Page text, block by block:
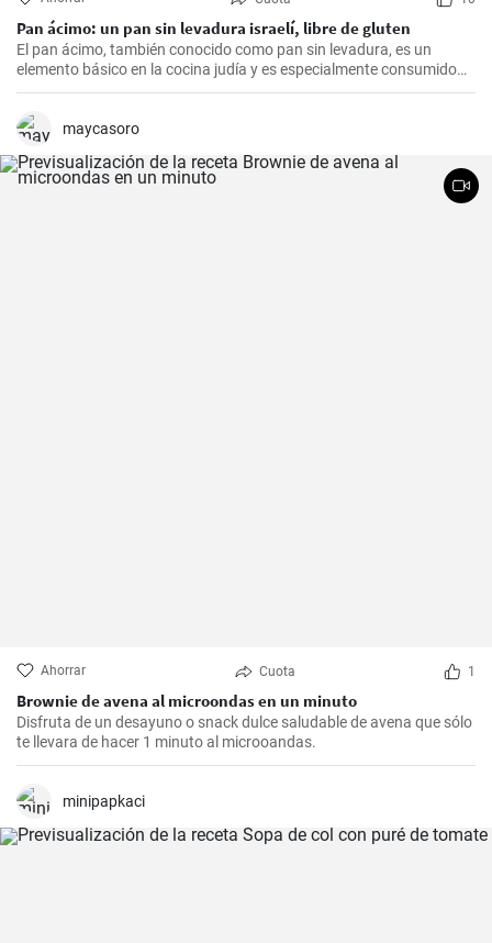
Pan ácimo: un pan sin levadura israelí, libre de gluten
El pan ácimo, también conocido como pan sin levadura, es un
elemento básico en la cocina judía y es especialmente consumido
durante Pesaj. En esta receta, te mostraré cómo hacer tu propio
maycasoro
Ahorrar Cuota 1
Brownie de avena al microondas en un minuto
Disfruta de un desayuno o snack dulce saludable de avena que sólo
te llevara de hacer 1 minuto al microoandas.
minipapkaci